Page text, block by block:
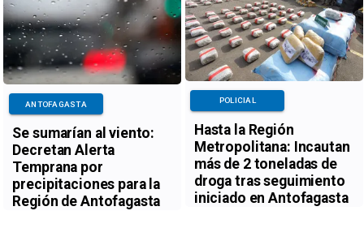
Se sumarían al viento:
Decretan Alerta
Temprana por
precipitaciones para la
Región de Antofagasta
ANTOFAGASTA
Hasta la Región
Metropolitana: Incautan
más de 2 toneladas de
droga tras seguimiento
iniciado en Antofagasta
POLICIAL